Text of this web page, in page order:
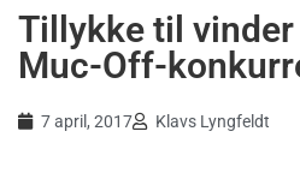
Tillykke til
Muc-Off-
7 april, 2017 Klavs Lyngfeldt